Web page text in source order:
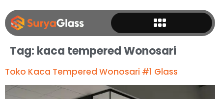
Tag: kaca tempered Wonosari
Toko Kaca Tempered Wonosari #1 Glass